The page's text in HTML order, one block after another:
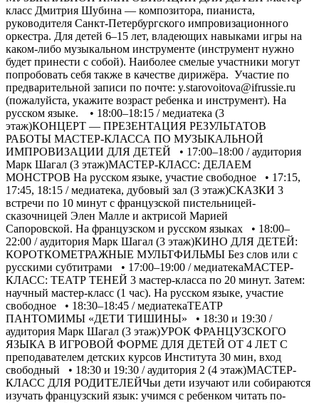
класс Дмитрия Шубина — композитора, пианиста,
руководителя Санкт-Петербургского импровизационного
оркестра. Для детей 6–15 лет, владеющих навыками игры на
каком-либо музыкальном инструменте (инструмент нужно
будет принести с собой). Наиболее смелые участники могут
попробовать себя также в качестве дирижёра. Участие по
предварительной записи по почте: y.starovoitova@ifrussie.ru
(пожалуйста, укажите возраст ребенка и инструмент). На
русском языке. • 18:00–18:15 / медиатека (3
этаж)КОНЦЕРТ — ПРЕЗЕНТАЦИЯ РЕЗУЛЬТАТОВ
РАБОТЫ МАСТЕР-КЛАССА ПО МУЗЫКАЛЬНОЙ
ИМПРОВИЗАЦИИ ДЛЯ ДЕТЕЙ • 17:00–18:00 / аудитория
Марк Шагал (3 этаж)МАСТЕР-КЛАСС: ДЕЛАЕМ
МОНСТРОВ На русском языке, участие свободное • 17:15,
17:45, 18:15 / медиатека, дубовый зал (3 этаж)СКАЗКИ 3
встречи по 10 минут с французской пистельницей-
сказочницей Элен Малле и актрисой Марией
Сапоровской. На французском и русском языках • 18:00–
22:00 / аудитория Марк Шагал (3 этаж)КИНО ДЛЯ ДЕТЕЙ:
КОРОТКОМЕТРАЖНЫЕ МУЛЬТФИЛЬМЫ Без слов или с
русскими субтитрами • 17:00–19:00 / медиатекаМАСТЕР-
КЛАСС: ТЕАТР ТЕНЕЙ 3 мастер-класса по 20 минут. Затем:
научный мастер-класс (1 час). На русском языке, участие
свободное • 18:30–18:45 / медиатекаТЕАТР
ПАНТОМИМЫ «ДЕТИ ТИШИНЫ» • 18:30 и 19:30 /
аудитория Марк Шагал (3 этаж)УРОК ФРАНЦУЗСКОГО
ЯЗЫКА В ИГРОВОЙ ФОРМЕ ДЛЯ ДЕТЕЙ ОТ 4 ЛЕТ С
преподавателем детских курсов Института 30 мин, вход
свободный • 18:30 и 19:30 / аудитория 2 (4 этаж)МАСТЕР-
КЛАСС ДЛЯ РОДИТЕЛЕЙЧьи дети изучают или собираются
изучать французский язык: учимся с ребенком читать по-